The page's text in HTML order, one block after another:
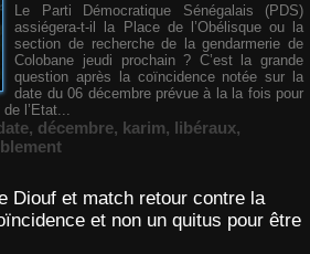
Le Parti Démocratique Sénégalais (PDS)
assiégera-t-il la Place de l’Obélisque ou la
section de recherche de la gendarmerie de
Colobane jeudi prochain ? C’est la grande
question après la coïncidence notée sur la
date du 06 décembre prévue à la la fois pour
l’Etat...
, décembre, karim, libéraux,
Diouf et match retour contre la
et non un quitus pour être